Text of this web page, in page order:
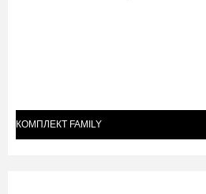
КОМПЛЕКТ FAMILY